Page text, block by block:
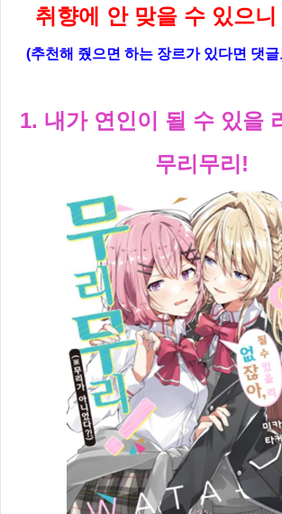
취향에 안 맞을 수 있으니
(추천해 줬으면 하는 장르가 있다면 댓
1. 내가 연인이 될 수 있을
무리무리!